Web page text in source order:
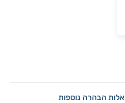
הבהרה נוספות